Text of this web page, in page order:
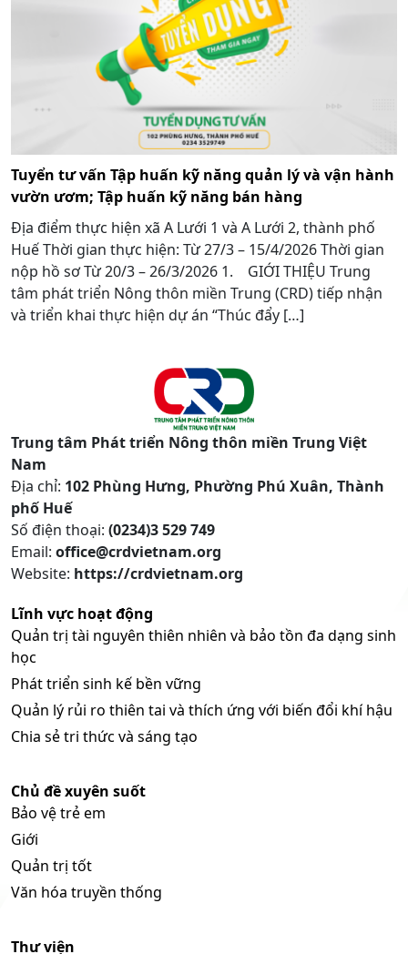
Tuyển tư vấn Tập huấn kỹ năng quản lý và vận hành
vườn ươm; Tập huấn kỹ năng bán hàng
Địa điểm thực hiện xã A Lưới 1 và A Lưới 2, thành phố
Huế Thời gian thực hiện: Từ 27/3 – 15/4/2026 Thời gian
nộp hồ sơ Từ 20/3 – 26/3/2026 1. GIỚI THIỆU Trung
tâm phát triển Nông thôn miền Trung (CRD) tiếp nhận
và triển khai thực hiện dự án “Thúc đẩy […]
Trung tâm Phát triển Nông thôn miền Trung Việt
Nam
Địa chỉ: 102 Phùng Hưng, Phường Phú Xuân, Thành
phố Huế
Số điện thoại: (0234)3 529 749
Email: office@crdvietnam.org
Website: https://crdvietnam.org
Lĩnh vực hoạt động
Quản trị tài nguyên thiên nhiên và bảo tồn đa dạng sinh
học
Phát triển sinh kế bền vững
Quản lý rủi ro thiên tai và thích ứng với biến đổi khí hậu
Chia sẻ tri thức và sáng tạo
Chủ đề xuyên suốt
Bảo vệ trẻ em
Giới
Quản trị tốt
Văn hóa truyền thống
Thư viện